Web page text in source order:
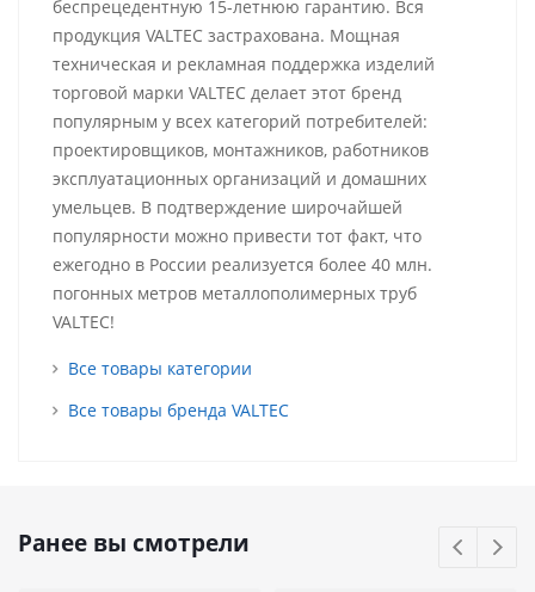
беспрецедентную 15-летнюю гарантию. Вся
продукция VALTEC застрахована. Мощная
техническая и рекламная поддержка изделий
торговой марки VALTEC делает этот бренд
популярным у всех категорий потребителей:
проектировщиков, монтажников, работников
эксплуатационных организаций и домашних
умельцев. В подтверждение широчайшей
популярности можно привести тот факт, что
ежегодно в России реализуется более 40 млн.
погонных метров металлополимерных труб
VALTEC!
Все товары категории
Все товары бренда VALTEC
Ранее вы смотрели